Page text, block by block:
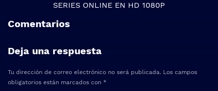
SERIES ONLINE EN HD 1080P
Comentarios
Deja una respuesta
Tu dirección de correo electrónico no será publicada. Los campos
obligatorios están marcados con *